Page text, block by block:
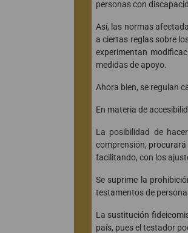
personas con
Así, las normas
a ciertas reglas sobre
experimentan
medidas de apoyo.
Ahora bien, se regulan
En materia de
La posibilidad de
comprensión,
facilitando, con los
Se suprime la
testamentos de
La sustitución
país, pues el testador